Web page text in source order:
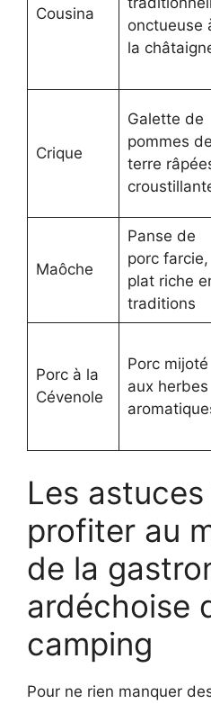
Cousina
onctueuse
la
Crique
Galette de
pommes de
terre
Maôche
Panse de
porc farcie,
plat riche
traditions
Porc à la
Cévenole
Porc mijoté
aux herbes
Les
profiter au
de la
ardéchoise
camping
Pour ne rien manquer